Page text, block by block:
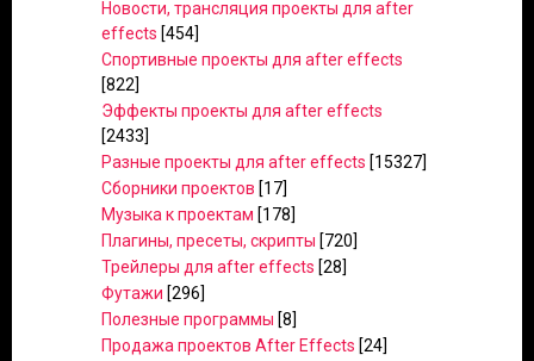
Новости, трансляция проекты для after
effects [454]
Спортивные проекты для after effects
[822]
Эффекты проекты для after effects
[2433]
Разные проекты для after effects [15327]
Сборники проектов [17]
Музыка к проектам [178]
Плагины, пресеты, скрипты [720]
Трейлеры для after effects [28]
Футажи [296]
Полезные программы [8]
Продажа проектов After Effects [24]